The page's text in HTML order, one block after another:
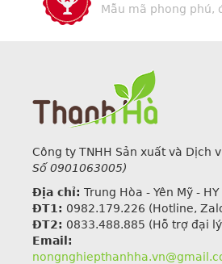
Mẫu mã phong phú,
Công ty TNHH Sản xuất và Dịch
Số 0901063005)
Địa chỉ: Trung Hòa - Yên Mỹ - HY
ĐT1: 0982.179.226 (Hotline,
ĐT2: 0833.488.885 (Hỗ trợ đại
Email: